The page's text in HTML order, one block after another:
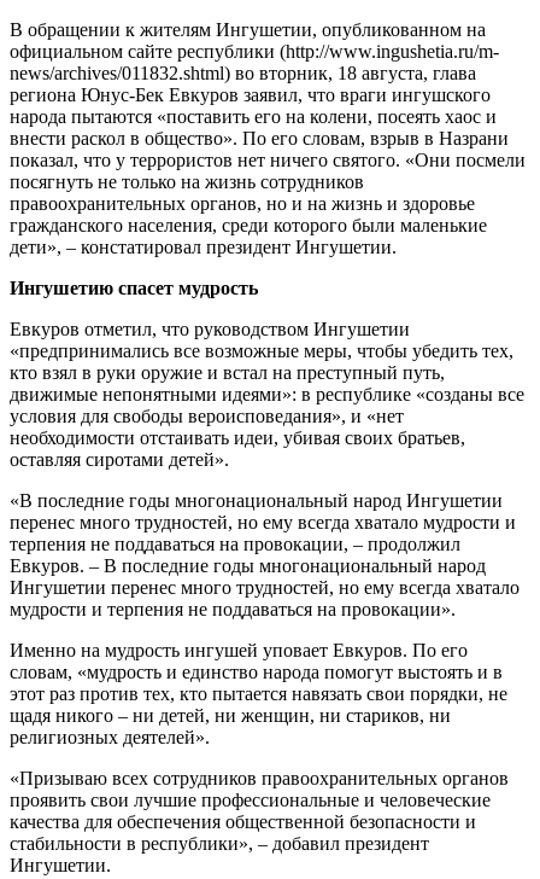
В обращении к жителям Ингушетии, опубликованном на
официальном сайте республики (http://www.ingushetia.ru/m-
news/archives/011832.shtml) во вторник, 18 августа, глава
региона Юнус-Бек Евкуров заявил, что враги ингушского
народа пытаются «поставить его на колени, посеять хаос и
внести раскол в общество». По его словам, взрыв в Назрани
показал, что у террористов нет ничего святого. «Они посмели
посягнуть не только на жизнь сотрудников
правоохранительных органов, но и на жизнь и здоровье
гражданского населения, среди которого были маленькие
дети», – констатировал президент Ингушетии.
Ингушетию спасет мудрость
Евкуров отметил, что руководством Ингушетии
«предпринимались все возможные меры, чтобы убедить тех,
кто взял в руки оружие и встал на преступный путь,
движимые непонятными идеями»: в республике «созданы все
условия для свободы вероисповедания», и «нет
необходимости отстаивать идеи, убивая своих братьев,
оставляя сиротами детей».
«В последние годы многонациональный народ Ингушетии
перенес много трудностей, но ему всегда хватало мудрости и
терпения не поддаваться на провокации, – продолжил
Евкуров. – В последние годы многонациональный народ
Ингушетии перенес много трудностей, но ему всегда хватало
мудрости и терпения не поддаваться на провокации».
Именно на мудрость ингушей уповает Евкуров. По его
словам, «мудрость и единство народа помогут выстоять и в
этот раз против тех, кто пытается навязать свои порядки, не
щадя никого – ни детей, ни женщин, ни стариков, ни
религиозных деятелей».
«Призываю всех сотрудников правоохранительных органов
проявить свои лучшие профессиональные и человеческие
качества для обеспечения общественной безопасности и
стабильности в республики», – добавил президент
Ингушетии.